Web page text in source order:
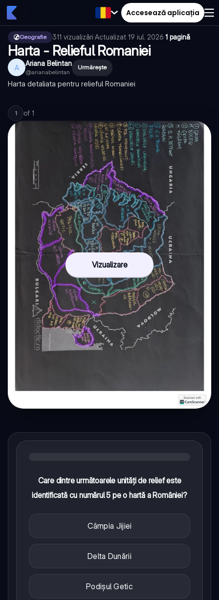
Accesează aplicația
Geografie 311 vizualizări·Actualizat 19 iul. 2026·1 pagină
Harta - Relieful Romaniei
A Ariana Belintan
@arianabelintan
Urmărește
Harta detaliata pentru relieful Romaniei
1 of 1
Vizualizare
Care dintre următoarele unități de relief este
identificată cu numărul 5 pe o hartă a României?
Câmpia Jijiei
Delta Dunării
Podișul Getic